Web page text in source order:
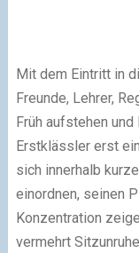
Mit dem Eintritt in
Freunde, Lehrer,
Früh aufstehen
Erstklässler erst
sich innerhalb
einordnen, seinen
Konzentration
vermehrt